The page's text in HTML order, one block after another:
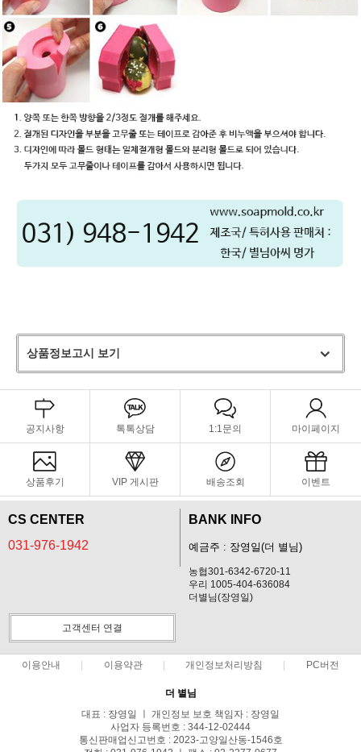
상품정보고시 보기
공지사항 톡톡상담 1:1문의 마이페이지
상품후기 VIP 게시판 배송조회 이벤트
CS CENTER
031-976-1942
BANK INFO
예금주 : 장영일(더 별님)
농협301-6342-6720-11
우리 1005-404-636084
더별님(장영일)
고객센터 연결
이용안내 이용약관 개인정보처리방침 PC버전
더 별님
대표 : 장영일 ㅣ 개인정보 보호 책임자 : 장영일
사업자 등록번호 : 344-12-02444
통신판매업신고번호 : 2023-고양일산동-1546호